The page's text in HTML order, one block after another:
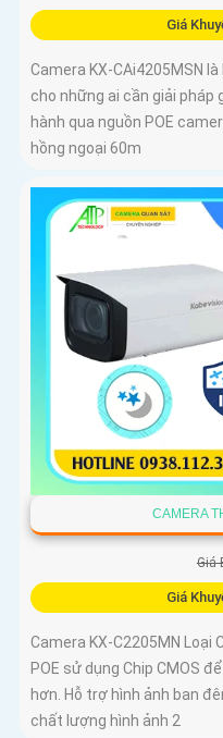
Giá
Camera KX-CAi4205MSN
cho những ai cần giải pháp
hành qua nguồn POE
hồng ngoại 60m
CAMERA
Giá
Giá
Camera KX-C2205MN Loại
POE sử dụng Chip CMOS
hơn. Hỗ trợ hình ảnh ban
chất lượng hình ảnh 2